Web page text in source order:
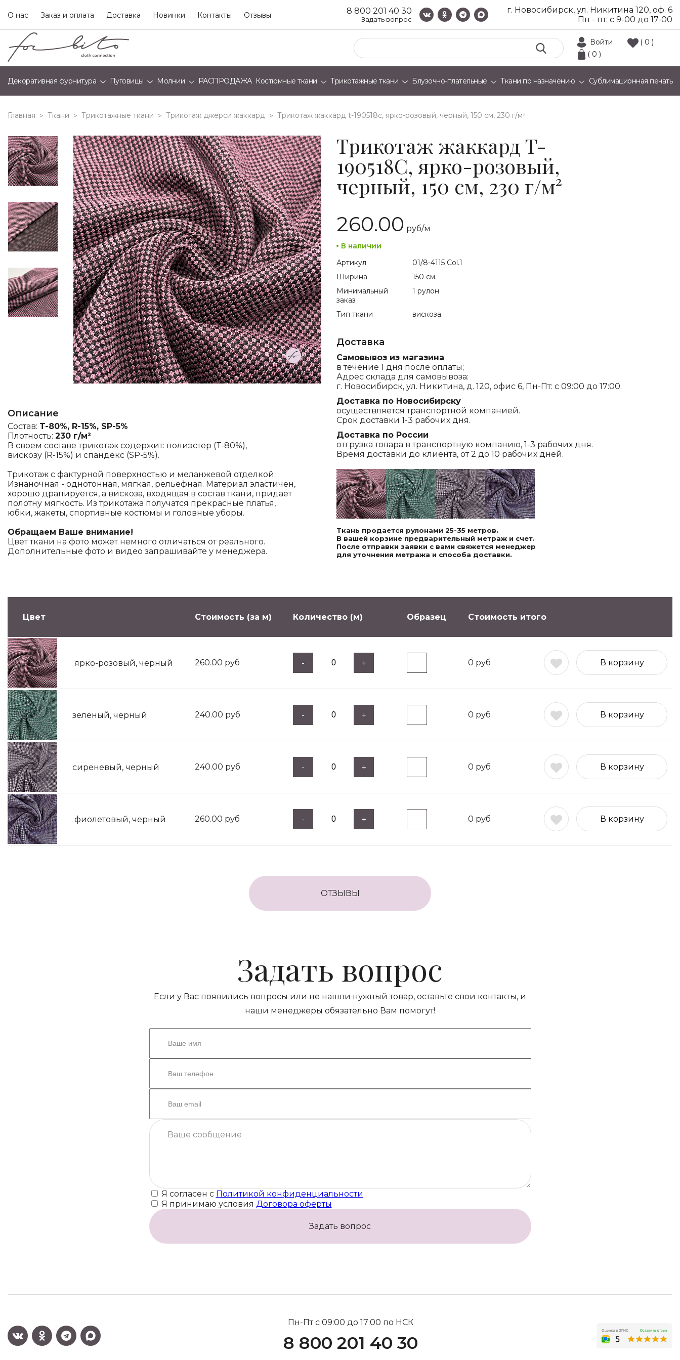
О нас Заказ и оплата Доставка Новинки Контакты Отзывы 8 800 201 40 30
Задать вопрос
г. Новосибирск, ул. Никитина 120, оф. 6
Пн - пт: с 9-00 до 17-00
Войти
( 0 )
( 0 )
Декоративная фурнитура Пуговицы Молнии РАСПРОДАЖА Костюмные ткани Трикотажные ткани Блузочно-плательные Ткани по назначению Сублимационная печать
Главная > Ткани > Трикотажные ткани > Трикотаж джерси жаккард > трикотаж жаккард t-190518c, ярко-розовый, черный, 150 см, 230 г/м²
Описание
Состав: T-80%, R-15%, SP-5%
Плотность: 230 г/м²
В своем составе трикотаж содержит: полиэстер (T-80%),
вискозу (R-15%) и спандекс (SP-5%).
Трикотаж с фактурной поверхностью и меланжевой отделкой.
Изнаночная - однотонная, мягкая, рельефная. Материал эластичен,
хорошо драпируется, а вискоза, входящая в состав ткани, придает
полотну мягкость. Из трикотажа получатся прекрасные платья,
юбки, жакеты, спортивные костюмы и головные уборы.
Обращаем Ваше внимание!
Цвет ткани на фото может немного отличаться от реального.
Дополнительные фото и видео запрашивайте у менеджера.
Трикотаж жаккард T-
190518C, ярко-розовый,
черный, 150 см, 230 г/м²
260.00 руб/м
В наличии
Артикул
01/8-4115 Col.1
Ширина
150 см.
Минимальный
заказ
1 рулон
Тип ткани вискоза
Доставка
Самовывоз из магазина
в течение 1 дня после оплаты;
Адрес склада для самовывоза:
г. Новосибирск, ул. Никитина, д. 120, офис 6, Пн-Пт: с 09:00 до 17:00.
Доставка по Новосибирску
осуществляется транспортной компанией.
Срок доставки 1-3 рабочих дня.
Доставка по России
отгрузка товара в транспортную компанию, 1-3 рабочих дня.
Время доставки до клиента, от 2 до 10 рабочих дней.
Ткань продается рулонами 25-35 метров.
В вашей корзине предварительный метраж и счет.
После отправки заявки с вами свяжется менеджер
для уточнения метража и способа доставки.
Цвет Стоимость (за м) Количество (м) Образец Стоимость итого
ярко-розовый, черный 260.00 руб - + 0 руб В корзину
зеленый, черный 240.00 руб - + 0 руб В корзину
сиреневый, черный 240.00 руб - + 0 руб В корзину
фиолетовый, черный 260.00 руб - + 0 руб В корзину
ОТЗЫВЫ
Задать вопрос
Если у Вас появились вопросы или не нашли нужный товар, оставьте свои контакты, и
наши менеджеры обязательно Вам помогут!
Я согласен с Политикой конфиденциальности
Я принимаю условия Договора оферты
Задать вопрос
Пн-Пт с 09:00 до 17:00 по НСК
8 800 201 40 30